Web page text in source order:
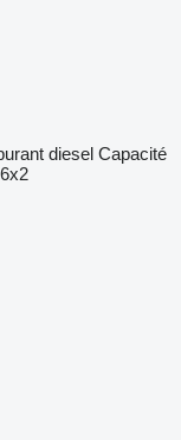
diesel Capacité
6x2